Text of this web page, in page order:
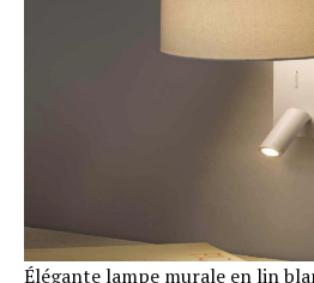
Élégante lampe murale en lin